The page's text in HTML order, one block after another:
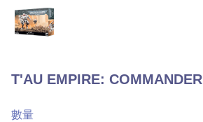
T'AU EMPIRE: COMMANDER
數量